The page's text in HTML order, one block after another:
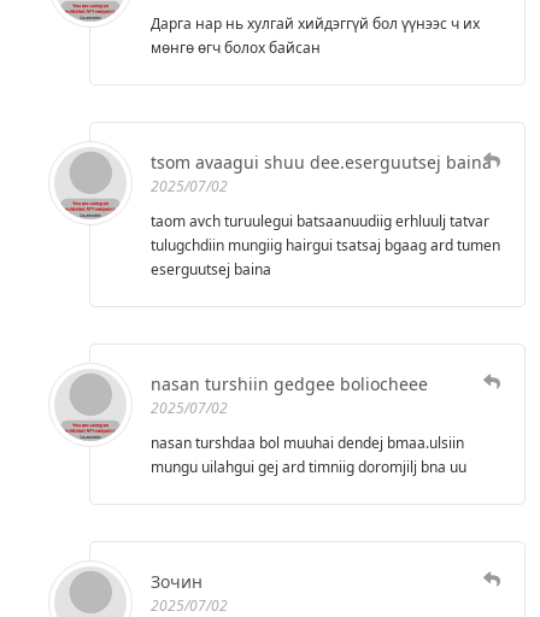
Дарга нар нь хулгай хийдэггүй бол үүнээс ч их
мөнгө өгч болох байсан
tsom avaagui shuu dee.eserguutsej baina
2025/07/02
taom avch turuulegui batsaanuudiig erhluulj tatvar
tulugchdiin mungiig hairgui tsatsaj bgaag ard tumen
eserguutsej baina
nasan turshiin gedgee boliocheee
2025/07/02
nasan turshdaa bol muuhai dendej bmaa.ulsiin
mungu uilahgui gej ard timniig doromjilj bna uu
Зочин
2025/07/02